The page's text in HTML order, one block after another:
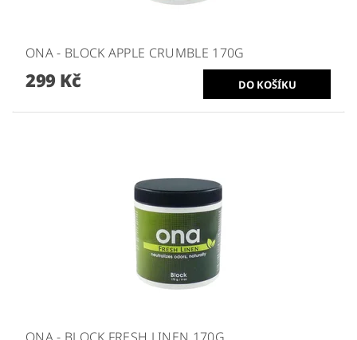
ONA - BLOCK APPLE CRUMBLE 170G
299 Kč
ONA - BLOCK FRESH LINEN 170G